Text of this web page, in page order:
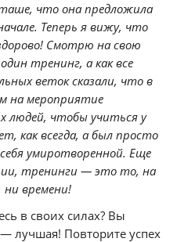
что она предложила
Теперь я вижу, что
Смотрю на свою
тренинг, а как все
веток сказали, что в
на мероприятие
людей, чтобы учиться у
как всегда, а был просто
умиротворенной. Еще
тренинги — это то, на
ни времени!
в своих силах? Вы
лучшая! Повторите успех